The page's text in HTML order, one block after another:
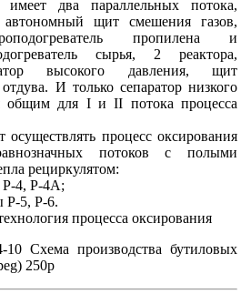
имеет два параллельных потока,
щит смешения газов,
пропилена и
сырья, 2 реактора,
высокого давления, щит
И только сепаратор низкого
общим для I и II потока процесса
осуществлять процесс оксирования
потоков с полыми
рециркулятом:
Р-4, Р-4А;
Р-5, Р-6.
процесса оксирования
10 Схема производства бутиловых
250р